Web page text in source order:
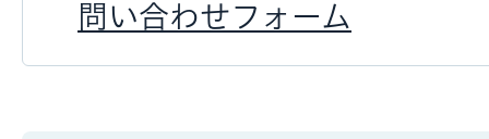
問い合わせフォーム